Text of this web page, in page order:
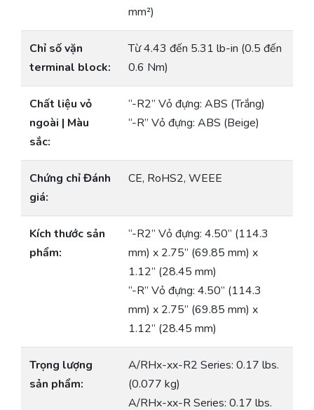
mm²)
Chỉ số vặn
terminal block:
Từ 4.43 đến 5.31 lb-in (0.5 đến
0.6 Nm)
Chất liệu vỏ
ngoài | Màu
sắc:
“-R2” Vỏ đựng: ABS (Trắng)
“-R” Vỏ đựng: ABS (Beige)
Chứng chỉ Đánh
giá:
CE, RoHS2, WEEE
Kích thước sản
phẩm:
“-R2” Vỏ đựng: 4.50” (114.3
mm) x 2.75” (69.85 mm) x
1.12” (28.45 mm)
“-R” Vỏ đựng: 4.50” (114.3
mm) x 2.75” (69.85 mm) x
1.12” (28.45 mm)
Trọng lượng
sản phẩm:
A/RHx-xx-R2 Series: 0.17 lbs.
(0.077 kg)
A/RHx-xx-R Series: 0.17 lbs.